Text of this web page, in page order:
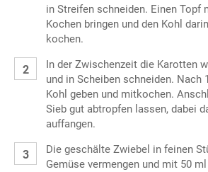
in Streifen schneiden. Einen Topf
Kochen bringen und den Kohl
kochen.
In der Zwischenzeit die Karotten
und in Scheiben schneiden. Nach
Kohl geben und mitkochen.
Sieb gut abtropfen lassen, dabei
auffangen.
Die geschälte Zwiebel in feinen
Gemüse vermengen und mit 50